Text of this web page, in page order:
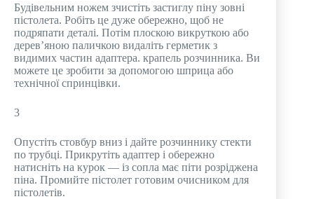
Будівельним ножем зчистіть застиглу піну зовні
пістолета. Робіть це дуже обережно, щоб не
подряпати деталі. Потім плоскою викруткою або
дерев’яною паличкою видаліть герметик з
видимих ​​частин адаптера. крапель розчинника. Ви
можете це зробити за допомогою шприца або
технічної спринцівки.
3
Опустіть стовбур вниз і дайте розчиннику стекти
по трубці. Прикрутіть адаптер і обережно
натисніть на курок — із сопла має піти розріджена
піна. Промийте пістолет готовим очисником для
пістолетів.